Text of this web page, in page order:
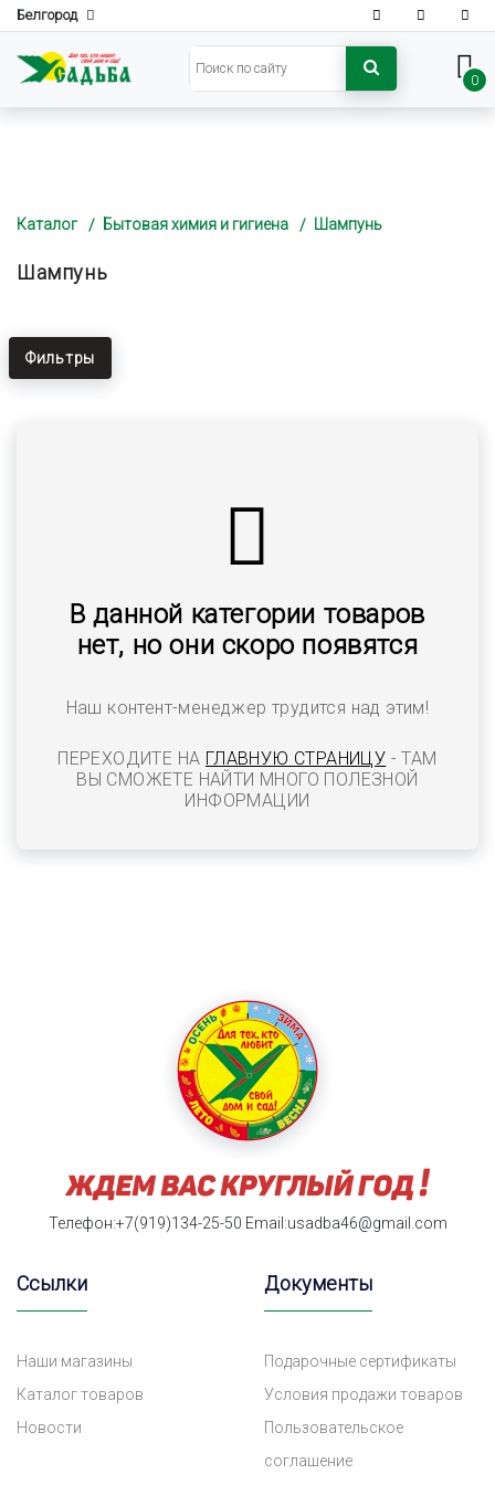
Белгород
0
Каталог Бытовая химия и гигиена Шампунь
Шампунь
Фильтры
В данной категории товаров
нет, но они скоро появятся
Наш контент-менеджер трудится над этим!
ПЕРЕХОДИТЕ НА ГЛАВНУЮ СТРАНИЦУ - ТАМ
ВЫ СМОЖЕТЕ НАЙТИ МНОГО ПОЛЕЗНОЙ
ИНФОРМАЦИИ
Телефон:+7(919)134-25-50 Email:usadba46@gmail.com
Ссылки
Наши магазины
Каталог товаров
Новости
Документы
Подарочные сертификаты
Условия продажи товаров
Пользовательское
соглашение